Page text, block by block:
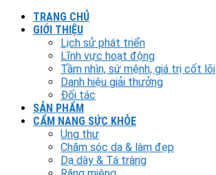
TRANG CHỦ
GIỚI THIỆU
Lịch sử phát triển
Lĩnh vực hoạt động
Tầm nhìn, sứ mệnh, giá trị cốt lõi
Danh hiệu giải thưởng
Đối tác
SẢN PHẨM
CẨM NANG SỨC KHỎE
Ung thư
Chăm sóc da & làm đẹp
Dạ dày & Tá tràng